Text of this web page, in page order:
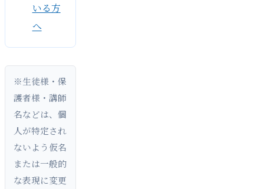
いる方
へ
※生徒様・保
護者様・講師
名などは、個
人が特定され
ないよう仮名
または一般的
な表現に変更